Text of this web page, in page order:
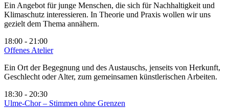
Ein Angebot für junge Menschen, die sich für Nachhaltigkeit und
Klimaschutz interessieren. In Theorie und Praxis wollen wir uns
gezielt dem Thema annähern.
18:00 - 21:00
Offenes Atelier
Ein Ort der Begegnung und des Austauschs, jenseits von Herkunft,
Geschlecht oder Alter, zum gemeinsamen künstlerischen Arbeiten.
18:30 - 20:30
Ulme-Chor – Stimmen ohne Grenzen